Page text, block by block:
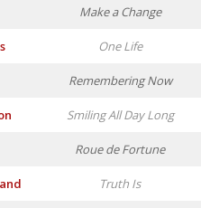
Make a Change
One Life
Remembering Now
Smiling All Day Long
Roue de Fortune
Truth Is